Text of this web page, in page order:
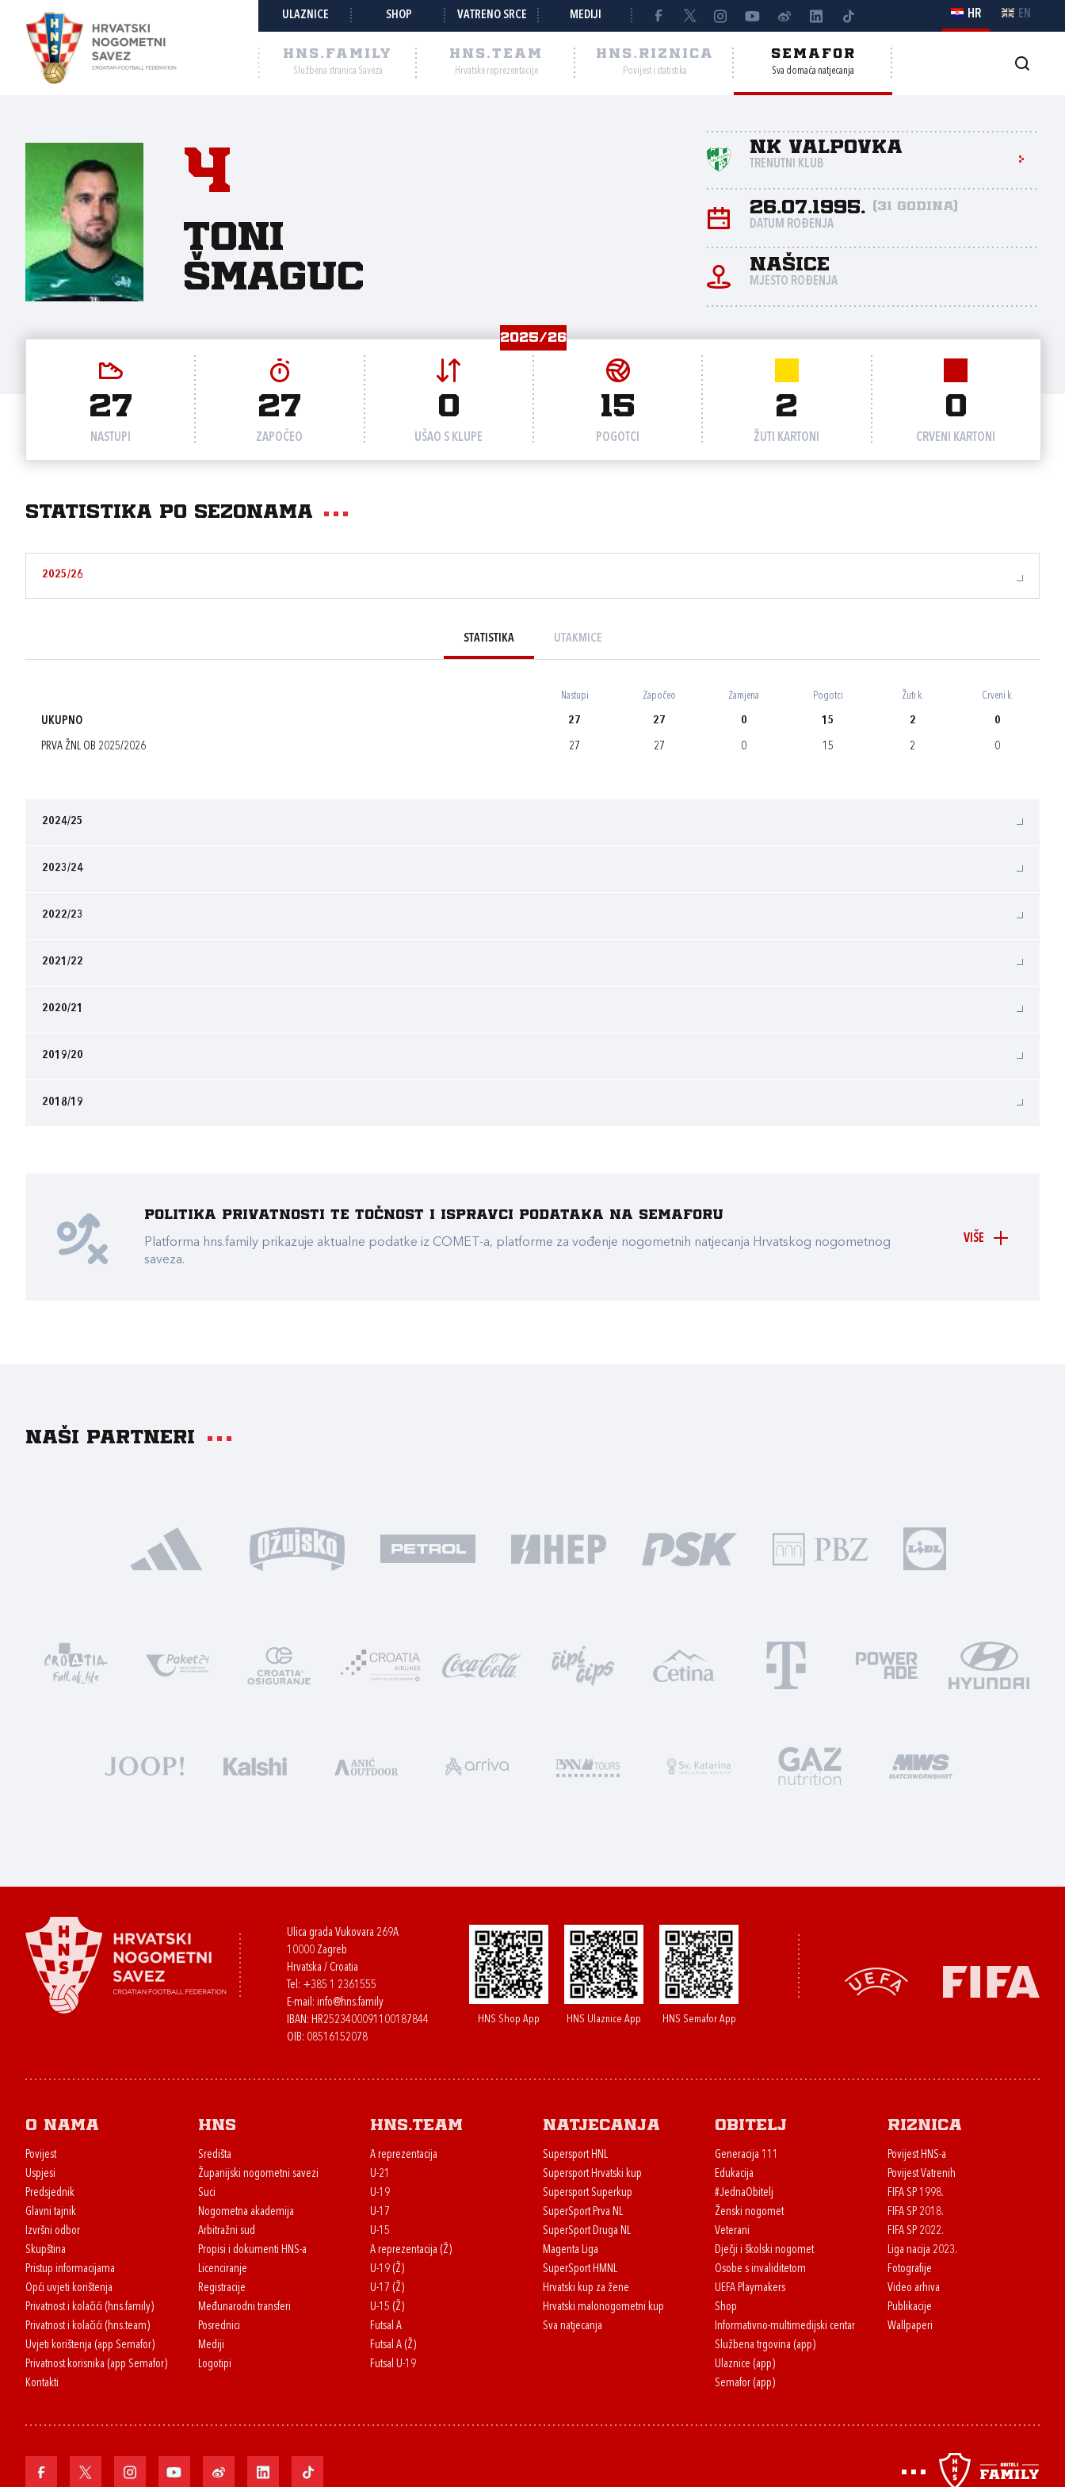
ULAZNICE SHOP VATRENO SRCE MEDIJI HR EN
HNS.FAMILY
Službena stranica Saveza
HNS.TEAM
Hrvatske reprezentacije
HNS.RIZNICA
Povijest i statistika
SEMAFOR
Sva domaća natjecanja
4
Toni
Šmaguc
NK Valpovka
TRENUTNI KLUB
26.07.1995. (31 godina)
DATUM ROĐENJA
Našice
MJESTO ROĐENJA
2025/26
27
NASTUPI
27
ZAPOČEO
0
UŠAO S KLUPE
15
POGOTCI
2
ŽUTI KARTONI
0
CRVENI KARTONI
Statistika po sezonama
2025/26
STATISTIKA UTAKMICE
Nastupi Započeo Zamjena Pogotci Žuti k. Crveni k.
UKUPNO 27 27 0 15 2 0
PRVA ŽNL OB 2025/2026 27 27 0 15 2 0
2024/25
2023/24
2022/23
2021/22
2020/21
2019/20
2018/19
VIŠE
Politika privatnosti te točnost i ispravci podataka na Semaforu
Platforma hns.family prikazuje aktualne podatke iz COMET-a, platforme za vođenje nogometnih natjecanja Hrvatskog nogometnog
saveza.
Naši partneri
Ulica grada Vukovara 269A
10000 Zagreb
Hrvatska / Croatia
Tel: +385 1 2361555
E-mail: info@hns.family
IBAN: HR2523400091100187844
OIB: 08516152078
HNS Shop App HNS Ulaznice App HNS Semafor App
O nama
Povijest
Uspjesi
Predsjednik
Glavni tajnik
Izvršni odbor
Skupština
Pristup informacijama
Opći uvjeti korištenja
Privatnost i kolačići (hns.family)
Privatnost i kolačići (hns.team)
Uvjeti korištenja (app Semafor)
Privatnost korisnika (app Semafor)
Kontakti
HNS
Središta
Županijski nogometni savezi
Suci
Nogometna akademija
Arbitražni sud
Propisi i dokumenti HNS-a
Licenciranje
Registracije
Međunarodni transferi
Posrednici
Mediji
Logotipi
HNS.team
A reprezentacija
U-21
U-19
U-17
U-15
A reprezentacija (Ž)
U-19 (Ž)
U-17 (Ž)
U-15 (Ž)
Futsal A
Futsal A (Ž)
Futsal U-19
Natjecanja
Supersport HNL
Supersport Hrvatski kup
Supersport Superkup
SuperSport Prva NL
SuperSport Druga NL
Magenta Liga
SuperSport HMNL
Hrvatski kup za žene
Hrvatski malonogometni kup
Sva natjecanja
Obitelj
Generacija 111
Edukacija
#JednaObitelj
Ženski nogomet
Veterani
Dječji i školski nogomet
Osobe s invaliditetom
UEFA Playmakers
Shop
Informativno-multimedijski centar
Službena trgovina (app)
Ulaznice (app)
Semafor (app)
Riznica
Povijest HNS-a
Povijest Vatrenih
FIFA SP 1998.
FIFA SP 2018.
FIFA SP 2022.
Liga nacija 2023.
Fotografije
Video arhiva
Publikacije
Wallpaperi